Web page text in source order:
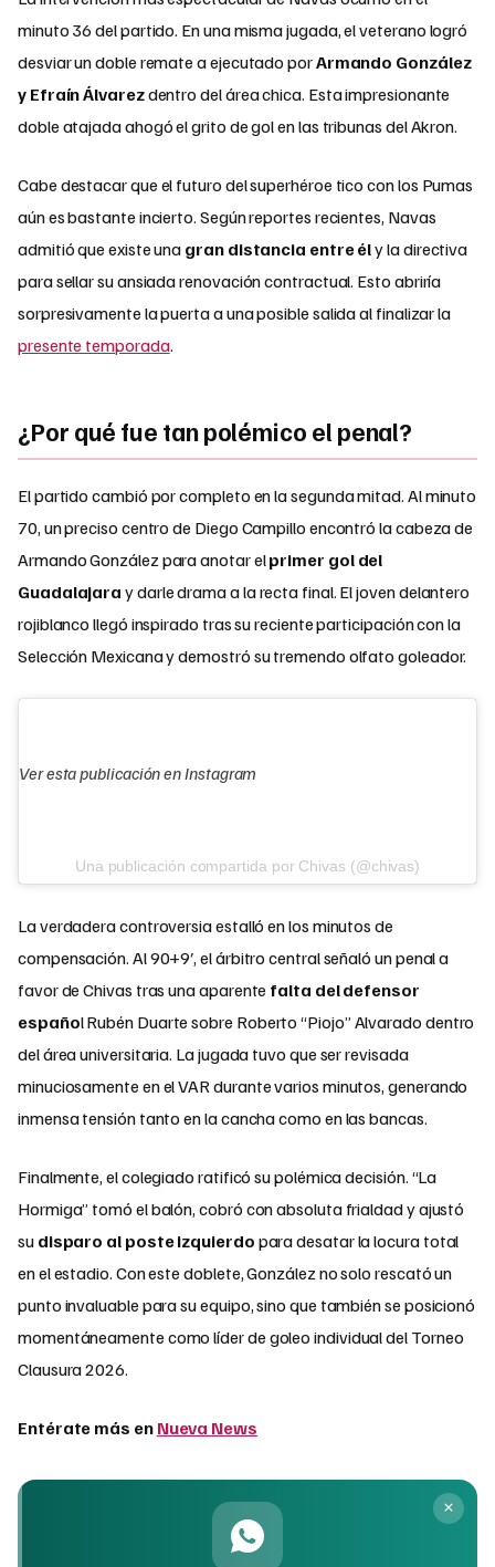
minuto 36 del partido. En una misma jugada, el veterano logró
desviar un doble remate a ejecutado porArmando González
y Efraín Álvarezdentro del área chica. Esta impresionante
doble atajada ahogó el grito de gol en las tribunas del Akron.
Cabe destacar que el futuro del superhéroe tico con los Pumas
aún es bastante incierto. Según reportes recientes, Navas
admitió que existe una gran distancia entre ély la directiva
para sellar su ansiada renovación contractual. Esto abriría
sorpresivamente la puerta a una posible salida al finalizar la
presente temporada.
¿Por qué fue tan polémico el penal?
El partido cambió por completo en la segunda mitad. Al minuto
70, un preciso centro de Diego Campillo encontró la cabeza de
Armando González para anotar elprimer gol del
Guadalajara y darle drama a la recta final. El joven delantero
rojiblanco llegó inspirado tras su reciente participación con la
Selección Mexicana y demostró su tremendo olfato goleador.
Ver esta publicación en Instagram
Una publicación compartida por Chivas (@chivas)
La verdadera controversia estalló en los minutos de
compensación. Al 90+9′, el árbitro central señaló un penal a
favor de Chivas tras una aparente falta del defensor
español Rubén Duarte sobre Roberto “Piojo” Alvarado dentro
del área universitaria. La jugada tuvo que ser revisada
minuciosamente en el VAR durante varios minutos, generando
inmensa tensión tanto en la cancha como en las bancas.
Finalmente, el colegiado ratificó su polémica decisión. “La
Hormiga” tomó el balón, cobró con absoluta frialdad y ajustó
su disparo al poste izquierdo para desatar la locura total
en el estadio. Con este doblete, González no solo rescató un
punto invaluable para su equipo, sino que también se posicionó
momentáneamente como líder de goleo individual del Torneo
Clausura 2026.
Entérate más en Nueva News